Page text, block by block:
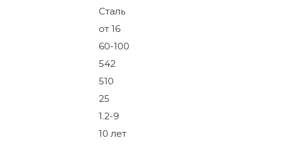
Сталь
от 16
60-100
542
510
25
1.2-9
10 лет